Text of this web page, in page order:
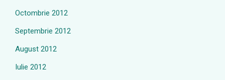
Octombrie 2012
Septembrie 2012
August 2012
Iulie 2012